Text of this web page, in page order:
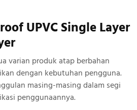
UPVC Single Layer
varian produk atap berbahan
dengan kebutuhan pengguna.
masing-masing dalam segi
penggunaannya.